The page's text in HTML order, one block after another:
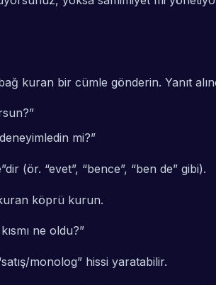
kuran bir cümle gönderin. Yanıt
mi?”
(ör. “evet”, “bence”, “ben de” gibi).
köprü kurun.
ne oldu?”
monolog” hissi yaratabilir.